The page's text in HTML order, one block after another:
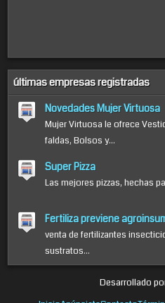
últimas empresas registradas
Novedades Mujer Virtuosa
Mujer Virtuosa le ofrece
faldas, Bolsos y...
Super Pizza
Las mejores pizzas, hechas
Fertiliza previene
venta de fertilizantes
sustratos...
Desarrollado